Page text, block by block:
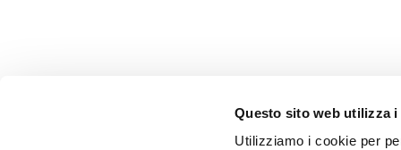
Questo sito web utilizza i
Utilizziamo i cookie per